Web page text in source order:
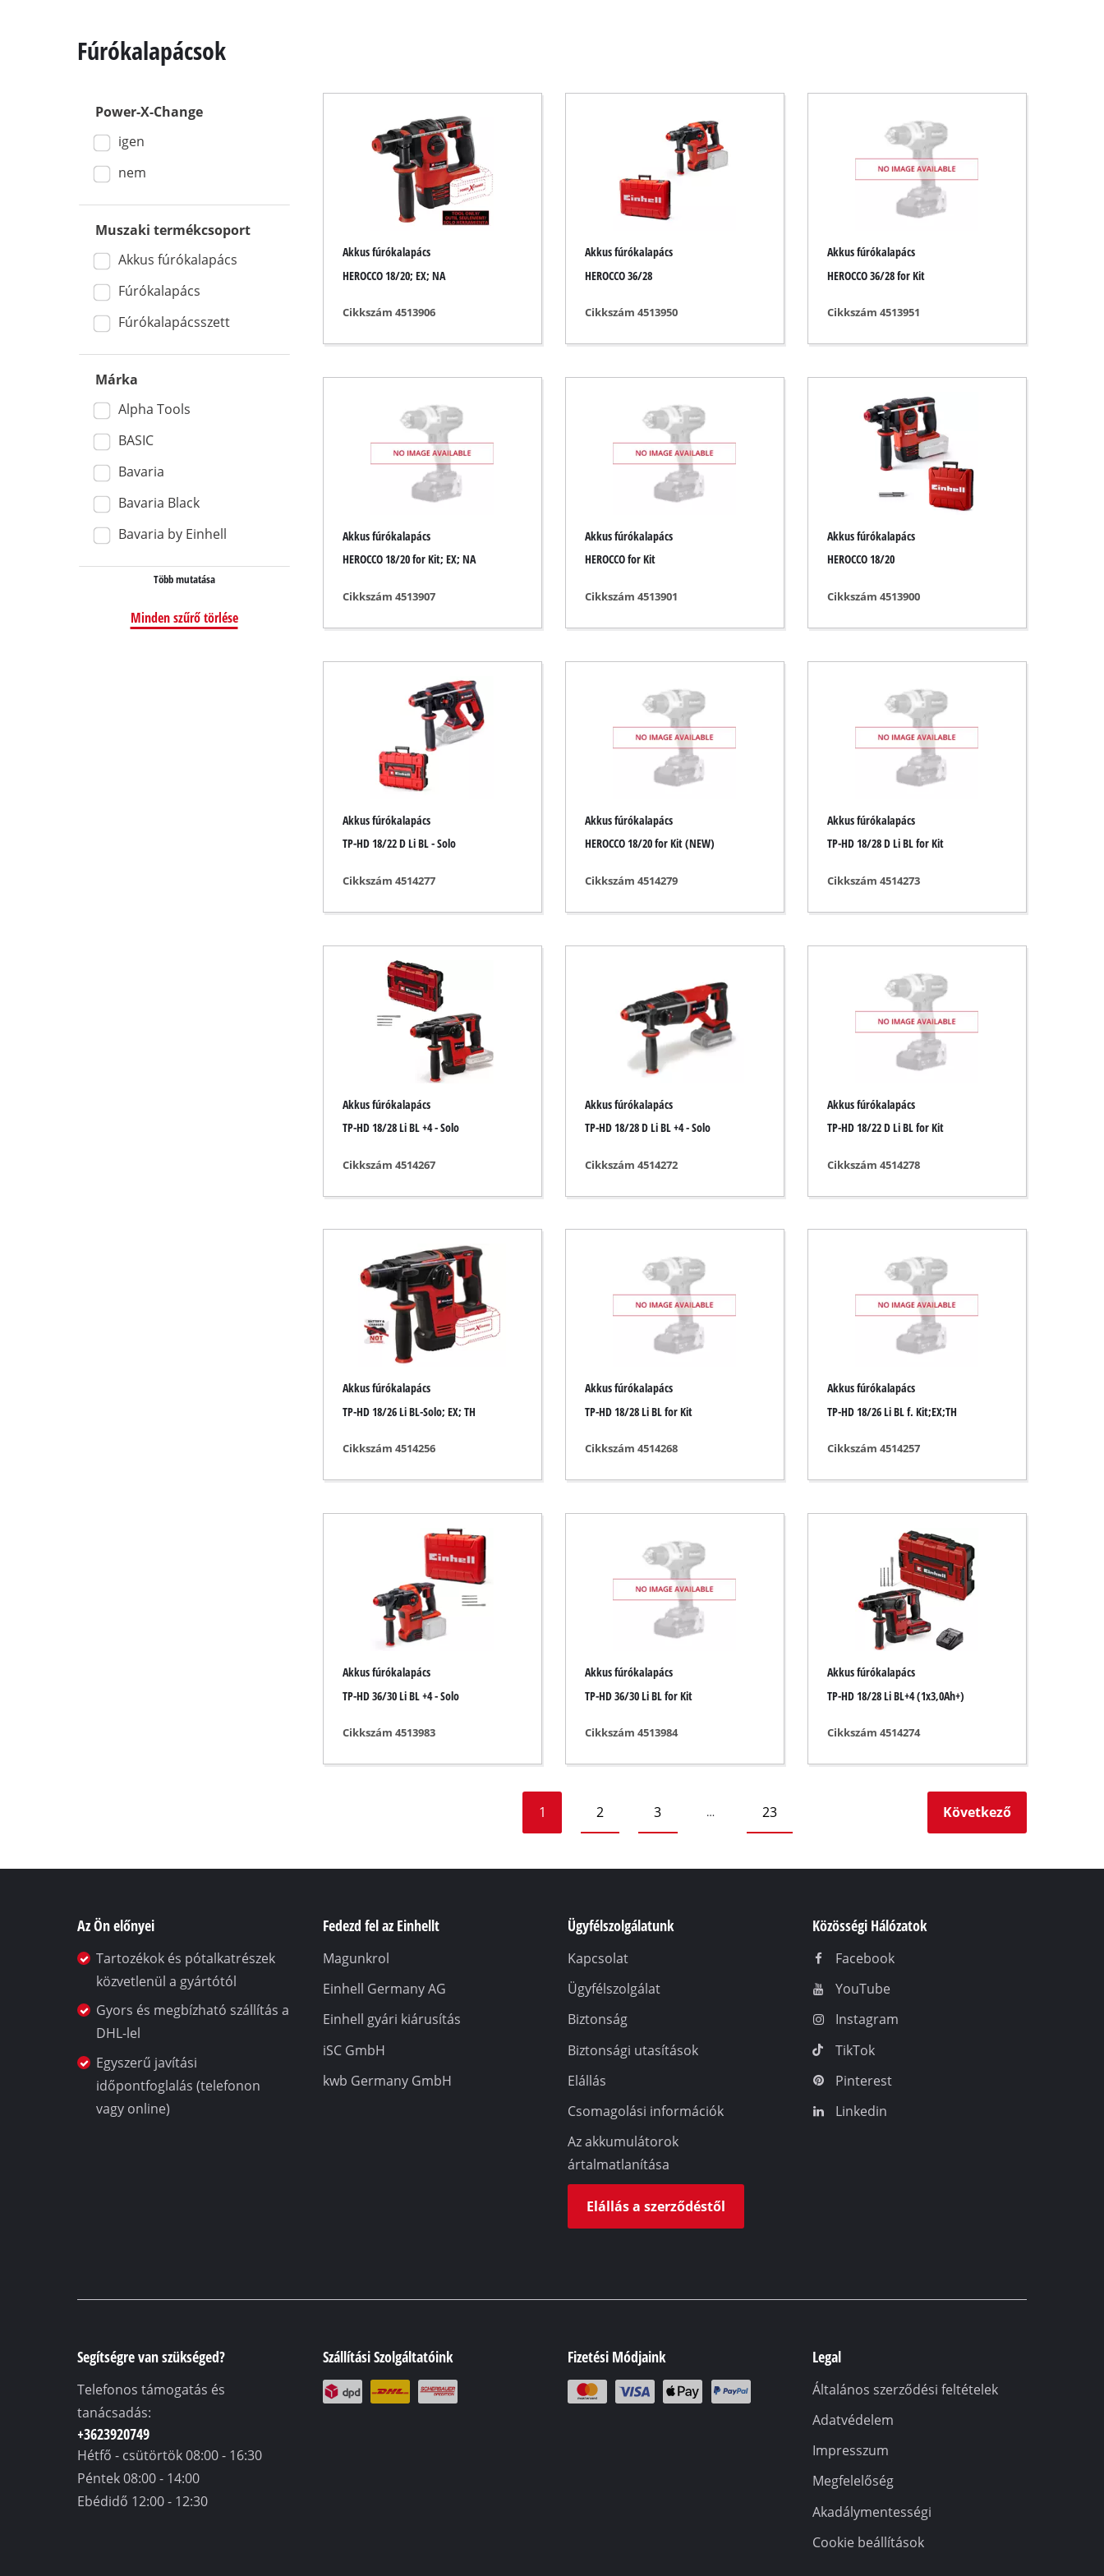
Vágófűrészek / gérvágófűrészek
Asztali körfűrészek
Univerzális fűrészek
Szalagfűrészek
Dekopírfűrészek
Egyéb fűrészek
Hamuporszívók
Dupla köszörű
Excentercsiszoló
Fal- / padlócsiszoló
Csiszoló / gravírozó szerszámok
Elektromos kompresszorok
Sűrített levegős berendezések
Autó kompresszorok
Multifunkcionális szerszámok
Vágó / szétválasztó gépek
Autótechnika
Forró ragasztópisztolyok
Áramfejlesztők
Emelő / vontató gépek
Polírozó gépek
Egyéb eszközök
Elektromos sövénynyíró
Akkumulátoros sövénynyíró
Benzines sövénynyíró
Teleszkópos sövénynyíró
Ágvágó olló
Szennyezettvíz szivattyúk
Mélyfúrású kút szivattyúk
Benzines vízszivattyúk
Benzines írtóboronák
Kézi írtóboronák
Nagynyomású tisztítók
Aprítók
Gyepollók
Multitools
Seprőgépek
Fúrókalapácsok
Power-X-Change
igen
nem
Muszaki termékcsoport
Akkus fúrókalapács
Fúrókalapács
Fúrókalapácsszett
Márka
Alpha Tools
BASIC
Bavaria
Bavaria Black
Bavaria by Einhell
Több mutatása
Minden szűrő törlése
Akkus fúrókalapács
HEROCCO 18/20; EX; NA
Cikkszám 4513906
Akkus fúrókalapács
HEROCCO 36/28
Cikkszám 4513950
Akkus fúrókalapács
HEROCCO 36/28 for Kit
Cikkszám 4513951
Akkus fúrókalapács
HEROCCO 18/20 for Kit; EX; NA
Cikkszám 4513907
Akkus fúrókalapács
HEROCCO for Kit
Cikkszám 4513901
Akkus fúrókalapács
HEROCCO 18/20
Cikkszám 4513900
Akkus fúrókalapács
TP-HD 18/22 D Li BL - Solo
Cikkszám 4514277
Akkus fúrókalapács
HEROCCO 18/20 for Kit (NEW)
Cikkszám 4514279
Akkus fúrókalapács
TP-HD 18/28 D Li BL for Kit
Cikkszám 4514273
Akkus fúrókalapács
TP-HD 18/28 Li BL +4 - Solo
Cikkszám 4514267
Akkus fúrókalapács
TP-HD 18/28 D Li BL +4 - Solo
Cikkszám 4514272
Akkus fúrókalapács
TP-HD 18/22 D Li BL for Kit
Cikkszám 4514278
Akkus fúrókalapács
TP-HD 18/26 Li BL-Solo; EX; TH
Cikkszám 4514256
Akkus fúrókalapács
TP-HD 18/28 Li BL for Kit
Cikkszám 4514268
Akkus fúrókalapács
TP-HD 18/26 Li BL f. Kit;EX;TH
Cikkszám 4514257
Akkus fúrókalapács
TP-HD 36/30 Li BL +4 - Solo
Cikkszám 4513983
Akkus fúrókalapács
TP-HD 36/30 Li BL for Kit
Cikkszám 4513984
Akkus fúrókalapács
TP-HD 18/28 Li BL+4 (1x3,0Ah+)
Cikkszám 4514274
1 2 3 … 23 Következő
Az Ön előnyei
Tartozékok és pótalkatrészek
közvetlenül a gyártótól
Gyors és megbízható szállítás a
DHL-lel
Egyszerű javítási
időpontfoglalás (telefonon
vagy online)
Fedezd fel az Einhellt
Magunkrol
Einhell Germany AG
Einhell gyári kiárusítás
iSC GmbH
kwb Germany GmbH
Ügyfélszolgálatunk
Kapcsolat
Ügyfélszolgálat
Biztonság
Biztonsági utasítások
Elállás
Csomagolási információk
Az akkumulátorok
ártalmatlanítása
Elállás a szerződéstől
Közösségi Hálózatok
Facebook
YouTube
Instagram
TikTok
Pinterest
Linkedin
Segítségre van szükséged?
Telefonos támogatás és
tanácsadás:
+3623920749
Hétfő - csütörtök08:00 - 16:30
Péntek08:00 - 14:00
Ebédidő 12:00 - 12:30
Szállítási Szolgáltatóink Fizetési Módjaink Legal
Általános szerződési feltételek
Adatvédelem
Impresszum
Megfelelőség
Akadálymentességi
Cookie beállítások